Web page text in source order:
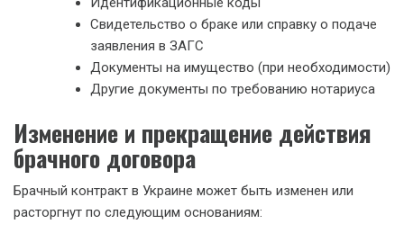
Свидетельство о браке или справку о подаче
заявления в ЗАГС
Документы на имущество (при необходимости)
Другие документы по требованию нотариуса
Изменение и прекращение действия
брачного договора
Брачный контракт в Украине может быть изменен или
расторгнут по следующим основаниям: